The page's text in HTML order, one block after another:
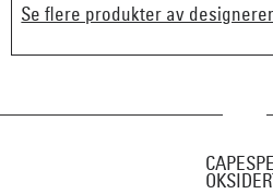
Se flere produkter av